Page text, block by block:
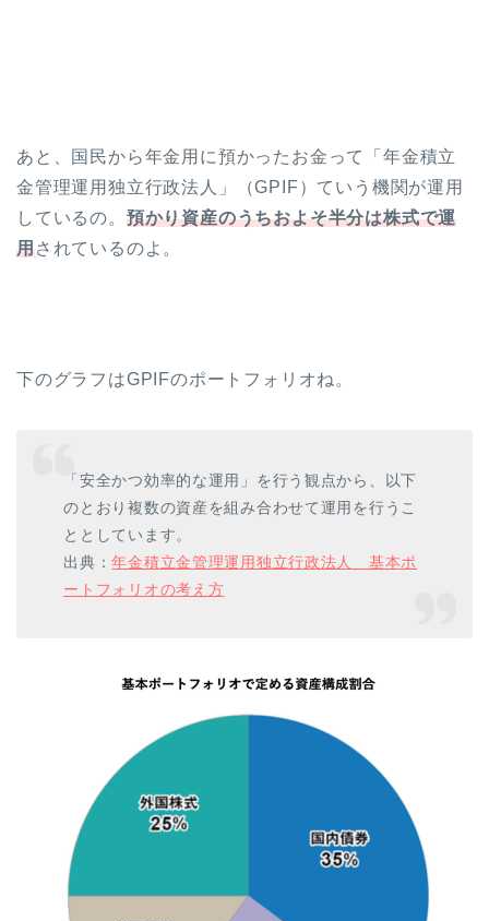
あと、国民から年金用に預かったお金って「年金積立
金管理運用独立行政法人」（GPIF）ていう機関が運用
しているの。 預かり資産のうちおよそ半分は株式で運
用されているのよ。
下のグラフはGPIFのポートフォリオね。
「安全かつ効率的な運用」を行う観点から、以下
のとおり複数の資産を組み合わせて運用を行うこ
ととしています。
出典：年金積立金管理運用独立行政法人 基本ポ
ートフォリオの考え方